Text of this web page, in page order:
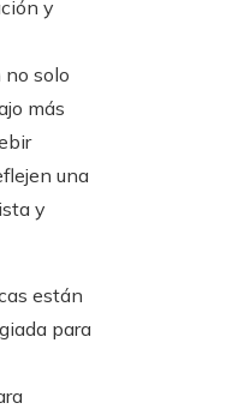
y
no solo
más
una
y
están
para